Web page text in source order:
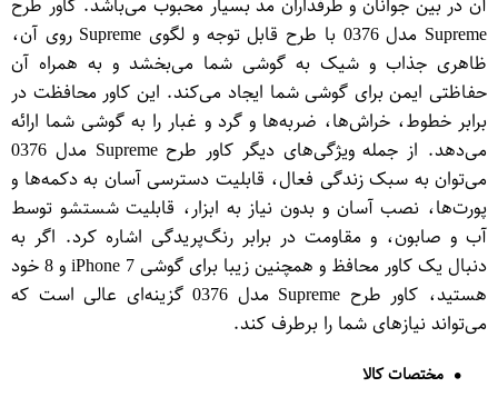
Supreme مدل 0376 با طرح قابل توجه و لگوی Supreme روی آن،
ظاهری جذاب و شیک به گوشی شما می‌بخشد و به همراه آن
حفاظتی ایمن برای گوشی شما ایجاد می‌کند. این کاور محافظت در
برابر خطوط، خراش‌ها، ضربه‌ها و گرد و غبار را به گوشی شما ارائه
می‌دهد. از جمله ویژگی‌های دیگر کاور طرح Supreme مدل 0376
می‌توان به سبک زندگی فعال، قابلیت دسترسی آسان به دکمه‌ها و
پورت‌ها، نصب آسان و بدون نیاز به ابزار، قابلیت شستشو توسط
آب و صابون، و مقاومت در برابر رنگ‌پریدگی اشاره کرد. اگر به
دنبال یک کاور محافظ و همچنین زیبا برای گوشی iPhone 7 و 8 خود
هستید، کاور طرح Supreme مدل 0376 گزینه‌ای عالی است که
می‌تواند نیازهای شما را برطرف کند.
مختصات کالا